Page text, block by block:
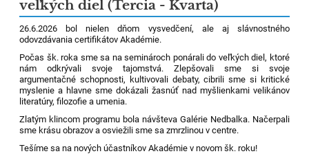
veľkých diel (Tercia - Kvarta)
26.6.2026 bol nielen dňom vysvedčení, ale aj slávnostného
odovzdávania certifikátov Akadémie.
Počas šk. roka sme sa na seminároch ponárali do veľkých diel, ktoré
nám odkrývali svoje tajomstvá. Zlepšovali sme si svoje
argumentačné schopnosti, kultivovali debaty, cibrili sme si kritické
myslenie a hlavne sme dokázali žasnúť nad myšlienkami velikánov
literatúry, filozofie a umenia.
Zlatým klincom programu bola návšteva Galérie Nedbalka. Načerpali
sme krásu obrazov a osviežili sme sa zmrzlinou v centre.
Tešíme sa na nových účastníkov Akadémie v novom šk. roku!